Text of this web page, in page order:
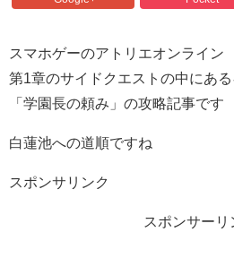
スマホゲーのアトリエオンライン
第1章のサイドクエストの中にある
「学園長の頼み」の攻略記事です
白蓮池への道順ですね
スポンサリンク
スポンサーリ